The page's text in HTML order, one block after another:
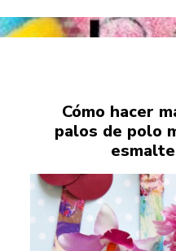
Cómo hacer
palos de polo